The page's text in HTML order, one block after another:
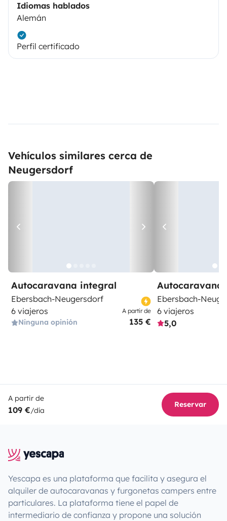
Idiomas hablados
Alemán
Perfil certificado
Vehículos similares cerca de
Neugersdorf
Autocaravana integral
Ebersbach-Neugersdorf
6 viajeros
Ninguna opinión
A partir de
135 €
Autocaravana
Ebersbach-
6 viajeros
5,0
A partir de
109 €/día
Reservar
Yescapa es una plataforma que facilita y asegura el
alquiler de autocaravanas y furgonetas campers entre
particulares. La plataforma tiene el papel de
intermediario de confianza y propone una solución